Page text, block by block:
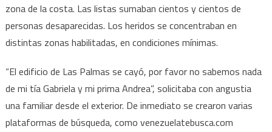
zona de la costa. Las listas sumaban cientos y cientos de
personas desaparecidas. Los heridos se concentraban en
distintas zonas habilitadas, en condiciones mínimas.
“El edificio de Las Palmas se cayó, por favor no sabemos nada
de mi tía Gabriela y mi prima Andrea”, solicitaba con angustia
una familiar desde el exterior. De inmediato se crearon varias
plataformas de búsqueda, como venezuelatebusca.com